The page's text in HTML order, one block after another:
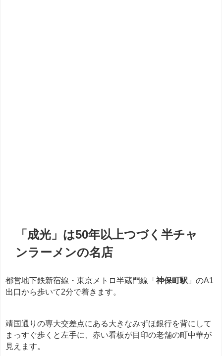
「成光」は50年以上つづく半チャ
ンラーメンの名店
都営地下鉄新宿線・東京メトロ半蔵門線「 神保町駅 」のA1
出口から歩いて2分で着きます。
靖国通りの専大交差点にある大きなみずほ銀行を背にして
まっすぐ歩くと左手に、赤い看板が目印の老舗の町中華が
見えます。